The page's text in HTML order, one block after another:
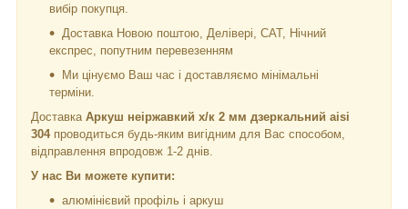
вибір покупця.
Доставка Новою поштою, Делівері, САТ, Нічний
експрес, попутним перевезенням
Ми цінуємо Ваш час і доставляємо мінімальні
терміни.
Доставка Аркуш неіржавкий х/к 2 мм дзеркальний aisi
304проводиться будь-яким вигідним для Вас способом,
відправлення впродовж 1-2 днів.
У нас Ви можете купити:
алюмінієвий профіль і аркуш